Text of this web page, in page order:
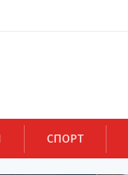
СПОРТ